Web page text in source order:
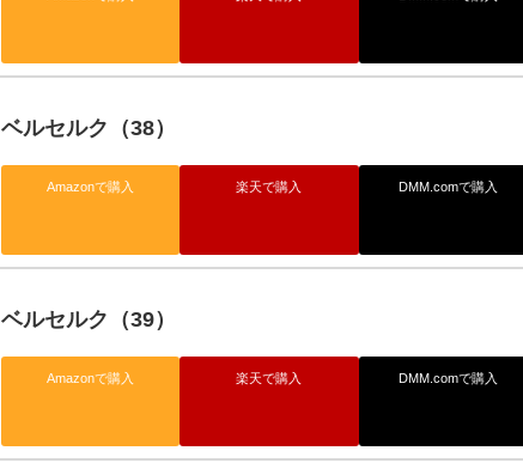
ベルセルク（38）
Amazonで購入 楽天で購入 DMM.comで購入
ベルセルク（39）
Amazonで購入 楽天で購入 DMM.comで購入